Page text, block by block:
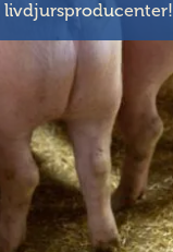
livdjursproducenter!